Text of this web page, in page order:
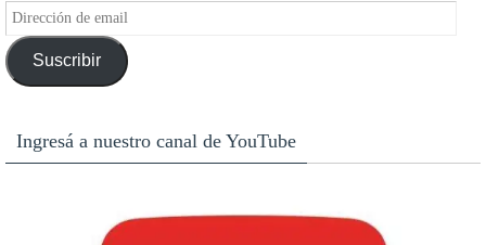
Dirección
de
emailSuscribir
Ingresá a nuestro canal de YouTube